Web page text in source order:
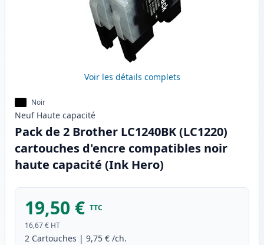
Voir les détails complets
Noir
Neuf Haute capacité
Pack de 2 Brother LC1240BK (LC1220)
cartouches d'encre compatibles noir
haute capacité (Ink Hero)
19,50 € TTC
16,67 € HT
2 Cartouches | 9,75 € /ch.